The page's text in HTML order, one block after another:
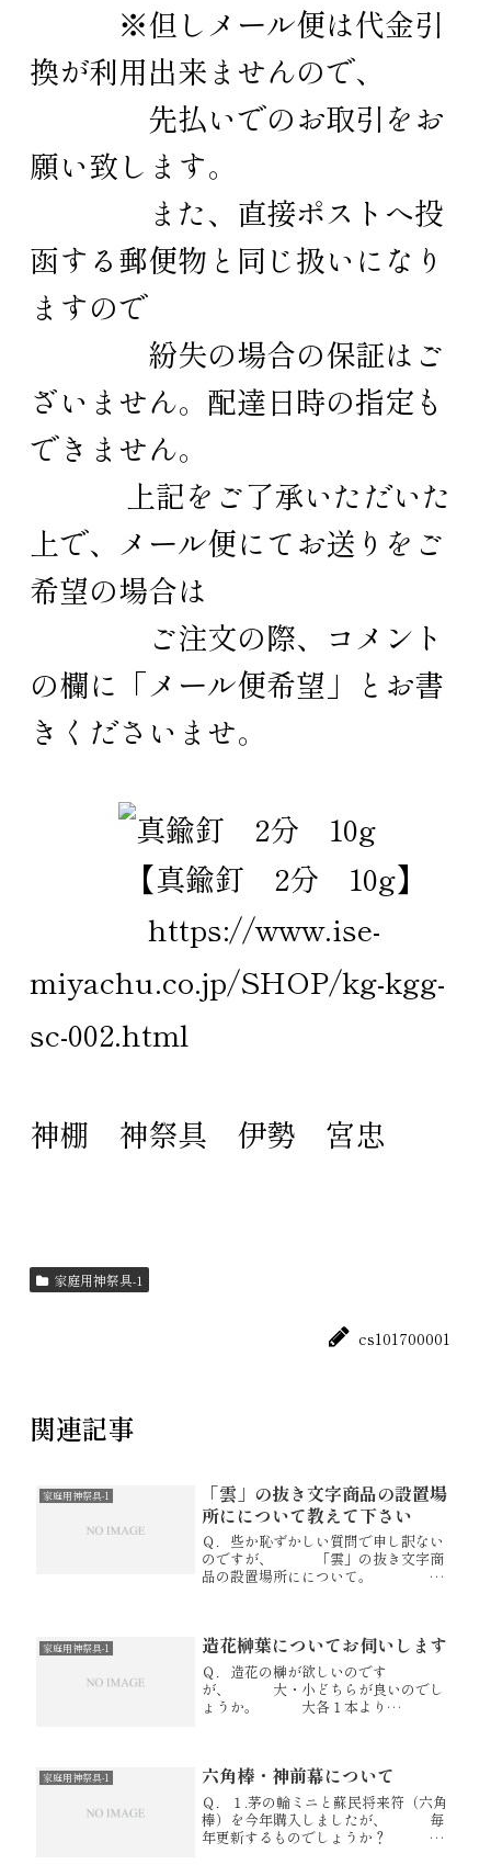
※但しメール便は代金引
換が利用出来ませんので、
先払いでのお取引をお
願い致します。
また、直接ポストへ投
函する郵便物と同じ扱いになり
ますので
紛失の場合の保証はご
ざいません。配達日時の指定も
できません。
上記をご了承いただいた
上で、メール便にてお送りをご
希望の場合は
ご注文の際、コメント
の欄に「メール便希望」とお書
きくださいませ。
【真鍮釘 2分 10g】
https://www.ise-
miyachu.co.jp/SHOP/kg-kgg-
sc-002.html
神棚 神祭具 伊勢 宮忠
家庭用神祭具-1
cs101700001
関連記事
家庭用神祭具-1
「雲」の抜き文字商品の設置場
所にについて教えて下さい
Ｑ．些か恥ずかしい質問で申し訳ない
のですが、 「雲」の抜き文字商
品の設置場所にについて。 神
のように設置すればよろしいのでしょ
うか？...
家庭用神祭具-1 造花榊葉についてお伺いします
Ｑ．造花の榊が欲しいのです
が、 大・小どちらが良いのでし
ょうか。 大各１本より
較的小型のものを使用します。
Ａ．榊立てが比較的小...
家庭用神祭具-1 六角棒・神前幕について
Ｑ．１.茅の輪ミニと蘇民将来符（六角
棒）を今年購入しましたが、 毎
年更新するものでしょうか？ ２.